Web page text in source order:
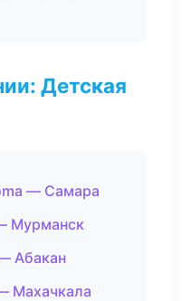
Детская
— Самара
Мурманск
Абакан
Махачкала